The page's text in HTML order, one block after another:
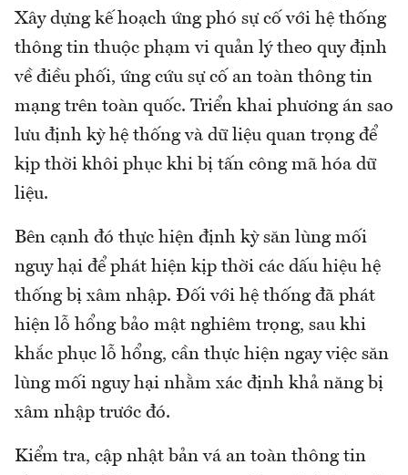
Xây dựng kế hoạch ứng phó sự cố với hệ thống
thông tin thuộc phạm vi quản lý theo quy định
về điều phối, ứng cứu sự cố an toàn thông tin
mạng trên toàn quốc. Triển khai phương án sao
lưu định kỳ hệ thống và dữ liệu quan trọng để
kịp thời khôi phục khi bị tấn công mã hóa dữ
liệu.
Bên cạnh đó thực hiện định kỳ săn lùng mối
nguy hại để phát hiện kịp thời các dấu hiệu hệ
thống bị xâm nhập. Đối với hệ thống đã phát
hiện lỗ hổng bảo mật nghiêm trọng, sau khi
khắc phục lỗ hổng, cần thực hiện ngay việc săn
lùng mối nguy hại nhằm xác định khả năng bị
xâm nhập trước đó.
Kiểm tra, cập nhật bản vá an toàn thông tin